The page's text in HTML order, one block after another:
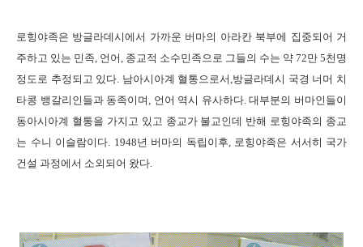
로힝야족은 방글라데시에서 가까운 버마의 아라칸 북부에 집중되어 거
주하고 있는 민족, 언어, 종교적 소수민족으로 그들의 수는 약 72만 5천명
정도로 추정되고 있다. 남아시아계 혈통으로서,방글라데시 국경 너머 치
타콩 뱅갈리인들과 동족이며, 언어 역시 유사하다.대부분의 버마인들이
동아시아계 혈통을 가지고 있고 종교가 불교인데 반해 로힝야족의 종교
는 수니 이슬람이다. 1948년 버마의 독립이후, 로힝야족은 서서히 국가
건설 과정에서 소외되어 왔다.